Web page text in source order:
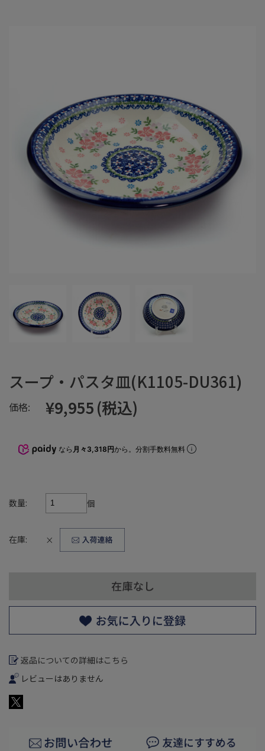
スープ・パスタ皿(K1105-DU361)
価格: ¥9,955(税込)
なら 月々3,318円から。分割手数料無料
数量: 個
在庫: ×
返品についての詳細はこちら
レビューはありません